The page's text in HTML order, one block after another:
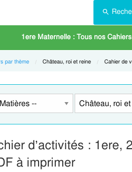
1ere Maternelle : Tous nos
par thème Current:
Château, roi et reine Current:
Cahier de
d’activités : 1ere,
à imprimer